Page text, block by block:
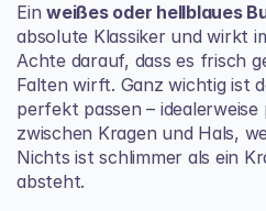
Ein weißes oder hellblaues
absolute Klassiker und wirkt
Achte darauf, dass es frisch
Falten wirft. Ganz wichtig ist
perfekt passen – idealerweise
zwischen Kragen und Hals,
Nichts ist schlimmer als ein
absteht.